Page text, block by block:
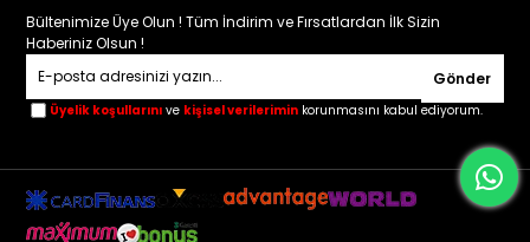
Bültenimize Üye Olun ! Tüm İndirim ve Fırsatlardan İlk Sizin
Haberiniz Olsun !
Gönder
Üyelik koşullarını ve kişisel verilerimin korunmasını kabul ediyorum.